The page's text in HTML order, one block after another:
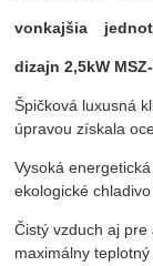
vonkajšia
dizajn2,5kW
Špičková luxusná
úpravou získala
Vysoká
ekologické
Čistý vzduch aj
maximálny